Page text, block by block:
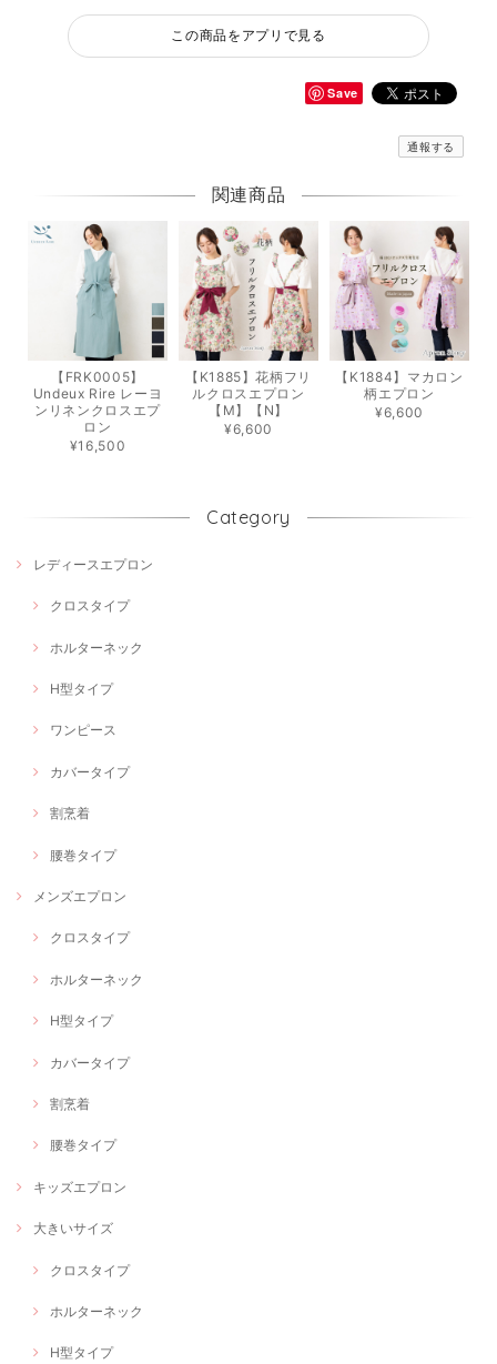
この商品をアプリで見る
Save
通報する
関連商品
【FRK0005】
Undeux Rire レーヨ
ンリネンクロスエプ
ロン
¥16,500
【K1885】花柄フリ
ルクロスエプロン
【M】【N】
¥6,600
【K1884】マカロン
柄エプロン
¥6,600
Category
レディースエプロン
クロスタイプ
ホルターネック
H型タイプ
ワンピース
カバータイプ
割烹着
腰巻タイプ
メンズエプロン
クロスタイプ
ホルターネック
H型タイプ
カバータイプ
割烹着
腰巻タイプ
キッズエプロン
大きいサイズ
クロスタイプ
ホルターネック
H型タイプ